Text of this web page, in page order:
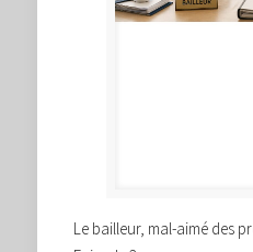
Le bailleur, mal-aimé des